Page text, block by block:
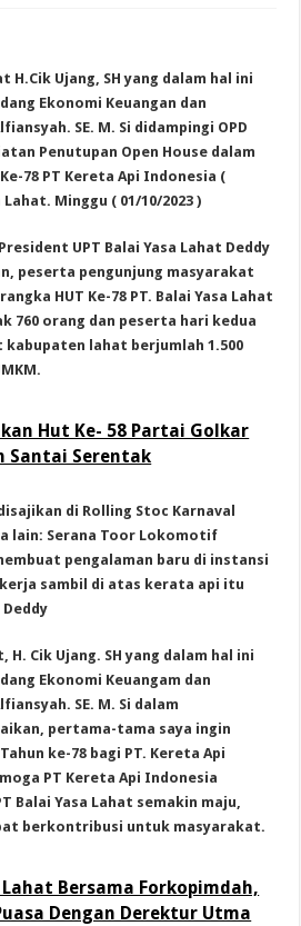
H.Cik Ujang, SH yang dalam hal ini
Ekonomi Keuangan dan
SE. M. Si didampingi OPD
Penutupan Open House dalam
78 PT Kereta Api Indonesia (
Minggu ( 01/10/2023 )
UPT Balai Yasa Lahat Deddy
peserta pengunjung masyarakat
HUT Ke-78 PT. Balai Yasa Lahat
760 orang dan peserta hari kedua
kabupaten lahat berjumlah 1.500
Hut Ke- 58 Partai Golkar
Santai Serentak
di Rolling Stoc Karnaval
lain: Serana Toor Lokomotif
pengalaman baru di instansi
sambil di atas kerata api itu
Cik Ujang. SH yang dalam hal ini
Ekonomi Keuangam dan
SE. M. Si dalam
pertama-tama saya ingin
ke-78 bagi PT. Kereta Api
PT Kereta Api Indonesia
Balai Yasa Lahat semakin maju,
berkontribusi untuk masyarakat.
Bersama Forkopimdah,
Dengan Derektur Utma